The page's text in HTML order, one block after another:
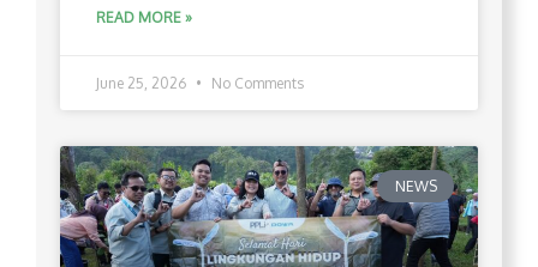
READ MORE »
June 25, 2026 No Comments
NEWS